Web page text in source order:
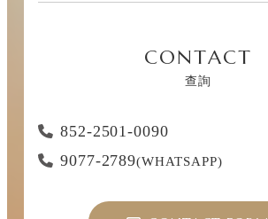
CONTACT
查詢
852-2501-0090
9077-2789(WHATSAPP)